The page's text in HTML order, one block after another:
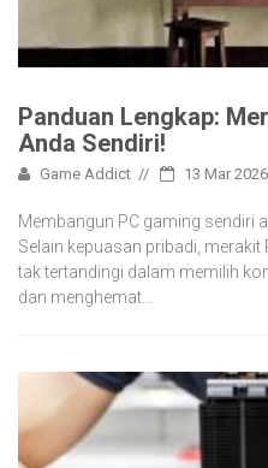
Panduan Lengkap:
Anda Sendiri!
Game Addict 13 Mar 2026
Membangun PC gaming sendiri
Selain kepuasan pribadi,
tak tertandingi dalam memilih
dan menghemat…